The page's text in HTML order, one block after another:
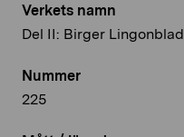
Verkets namn
Del II: Birger Lingonblad
Nummer
225